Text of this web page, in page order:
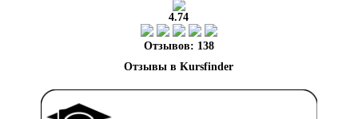
4.74
Отзывов: 138